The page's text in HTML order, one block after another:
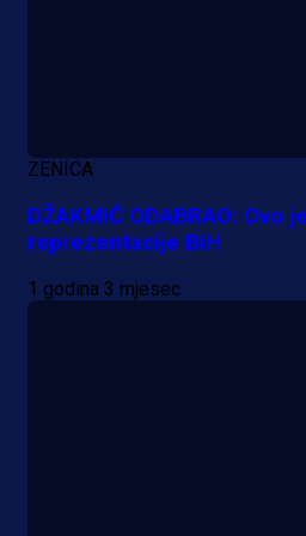
Počinje Premijer
specijale i
ponudu
1 dan 1 h
ZENICA
DŽAKMIĆ ODABRAO: Ovo
reprezentacije BiH
1 godina 3 mjesec